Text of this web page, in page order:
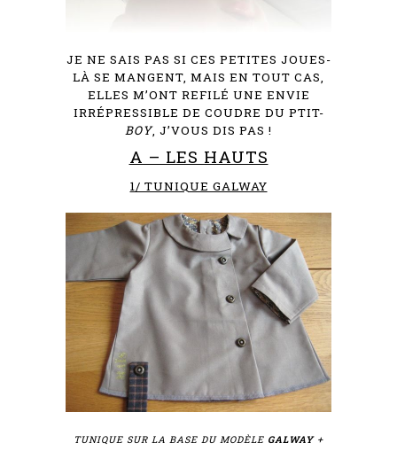
JE NE SAIS PAS SI CES PETITES JOUES-
LÀ SE MANGENT, MAIS EN TOUT CAS,
ELLES M’ONT REFILÉ UNE ENVIE
IRRÉPRESSIBLE DE COUDRE DU PTIT-
BOY, J’VOUS DIS PAS !
A – LES HAUTS
1/ TUNIQUE GALWAY
TUNIQUE SUR LA BASE DU MODÈLE GALWAY +